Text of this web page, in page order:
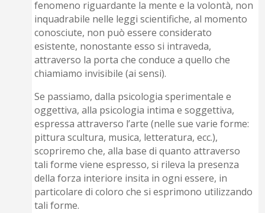
fenomeno riguardante la mente e la volontà, non
inquadrabile nelle leggi scientifiche, al momento
conosciute, non può essere considerato
esistente, nonostante esso si intraveda,
attraverso la porta che conduce a quello che
chiamiamo invisibile (ai sensi).
Se passiamo, dalla psicologia sperimentale e
oggettiva, alla psicologia intima e soggettiva,
espressa attraverso l’arte (nelle sue varie forme:
pittura scultura, musica, letteratura, ecc.),
scopriremo che, alla base di quanto attraverso
tali forme viene espresso, si rileva la presenza
della forza interiore insita in ogni essere, in
particolare di coloro che si esprimono utilizzando
tali forme.